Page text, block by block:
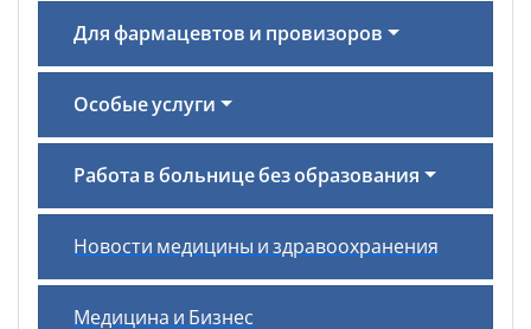
Для фармацевтов и провизоров
Особые услуги
Работа в больнице без образования
Новости медицины и здравоохранения
Медицина и Бизнес